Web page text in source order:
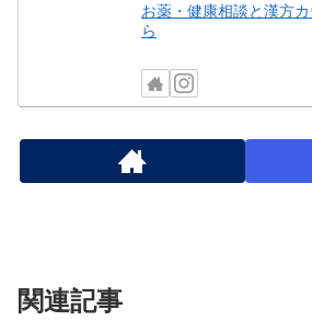
お薬・健康相談と漢方
ら
関連記事